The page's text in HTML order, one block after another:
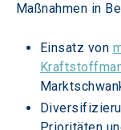
Maßnahmen in
Einsatz von